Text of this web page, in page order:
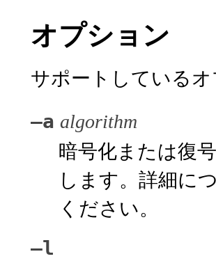
オプション
サポートしている
–a algorithm
暗号化または復
します。詳細に
ください。
–l